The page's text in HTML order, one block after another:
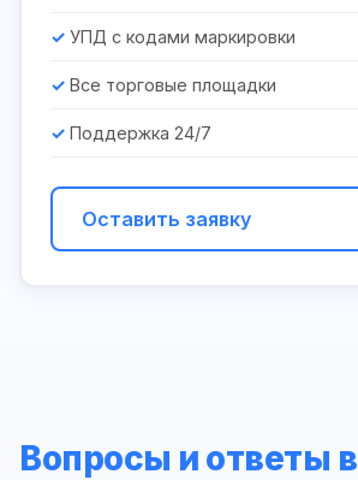
УПД с кодами маркировки
Все торговые площадки
Поддержка 24/7
Оставить заявку
Вопросы и ответы в